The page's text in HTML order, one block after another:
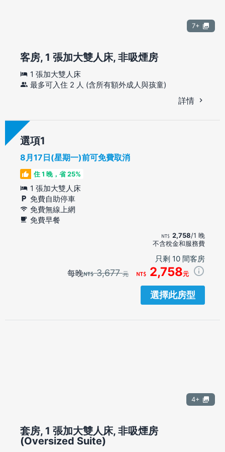
7+
客房, 1 張加大雙人床, 非吸煙房
1 張加大雙人床
最多可入住 2 人 (含所有額外成人與孩童)
詳情
選項
8月17日(星期一)前可免費取消
住 1 晚，省 25%
1 張加大雙人床
免費自助停車
免費無線上網
免費早餐
2,758/1 晚
不含稅金和服務費
只剩 10 間客房
每晚 3,677元 2,758元
選擇此房型
4+
套房, 1 張加大雙人床, 非吸煙房
(Oversized Suite)